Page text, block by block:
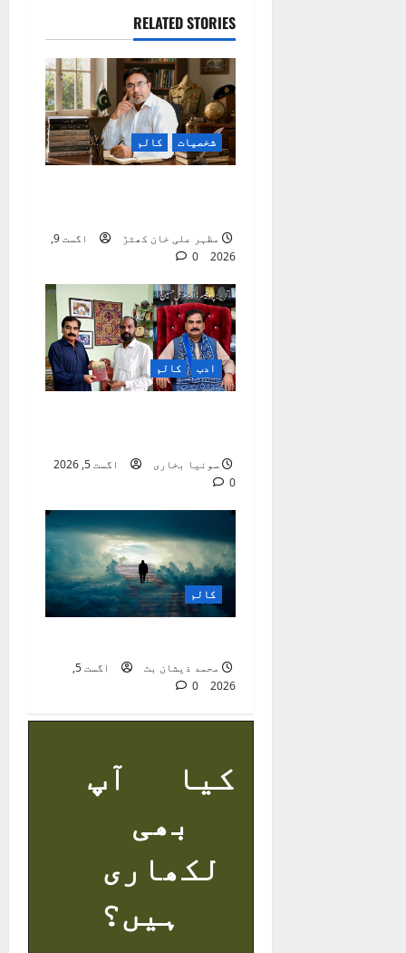
a
v
i
g
a
i
o
n
RELATED STORIES
شخصیات کالم
مظہر علی خان کھٹڑ
اگست 9,
2026
0
ادب کالم
سونیا بخاری
اگست 5, 2026
0
کالم
محمد ذیشان بٹ
اگست 5,
2026
0
کیا آپ
بھی
لکھاری
ہیں؟